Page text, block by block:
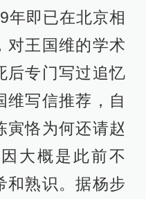
年即已在北京相
对王国维的学术
后专门写过追忆
维写信推荐，自
寅恪为何还请赵
大概是此前不
和熟识。据杨步